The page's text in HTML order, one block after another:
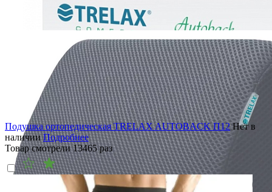
Подушка ортопедическая TRELAX AUTOBACK П12 Нет в
наличии Подробнее
Товар смотрели13465раз